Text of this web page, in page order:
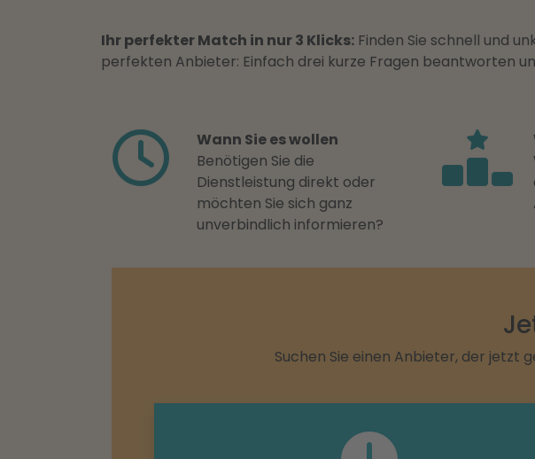
Ihr perfekter Match in nur 3 Klicks: Finden Sie schnell und
perfekten Anbieter: Einfach drei kurze Fragen beantworten
Wann Sie es wollen
Benötigen Sie die
Dienstleistung direkt oder
möchten Sie sich ganz
unverbindlich informieren?
Suchen Sie einen Anbieter, der jetzt